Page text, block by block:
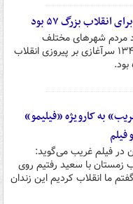
بزرگ ۵۷ بود
۱۵ خرداد مردم شهرهای مختلف
کشورمان در سال ۱۳۴۲ سرآغازی بر پیروزی انقلاب
به کارویژه «فیلیمو»
در فیلم غریب می‌گوید:
با سعید رفتیم روی
ما انقلاب کردیم این زندان